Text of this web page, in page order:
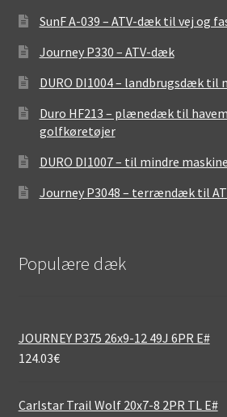
SunF A-039 – ATV-dæk til vej og
Journey P330 – ATV-dæk
DURO DI1004 – landbrugsdæk til
Duro HF213 – plænedæk til
golfkøretøjer
DURO DI1007 – til mindre
Journey P3048 – terrændæk til
Populære dæk
JOURNEY P375 26x9-12 49J 6PR E#
124.03€
Carlstar Trail Wolf 20x7-8 2PR TL E#